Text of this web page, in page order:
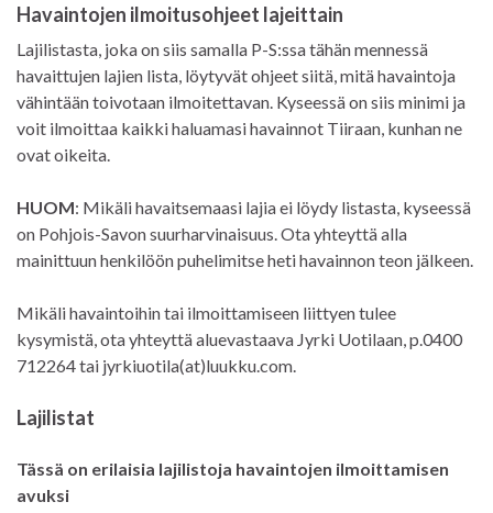
Havaintojen ilmoitusohjeet lajeittain
Lajilistasta, joka on siis samalla P-S:ssa tähän mennessä
havaittujen lajien lista, löytyvät ohjeet siitä, mitä havaintoja
vähintään toivotaan ilmoitettavan. Kyseessä on siis minimi ja
voit ilmoittaa kaikki haluamasi havainnot Tiiraan, kunhan ne
ovat oikeita.
HUOM: Mikäli havaitsemaasi lajia ei löydy listasta, kyseessä
on Pohjois-Savon suurharvinaisuus. Ota yhteyttä alla
mainittuun henkilöön puhelimitse heti havainnon teon jälkeen.
Mikäli havaintoihin tai ilmoittamiseen liittyen tulee
kysymistä, ota yhteyttä aluevastaava Jyrki Uotilaan, p.0400
712264 tai jyrkiuotila(at)luukku.com.
Lajilistat
Tässä on erilaisia lajilistoja havaintojen ilmoittamisen
avuksi